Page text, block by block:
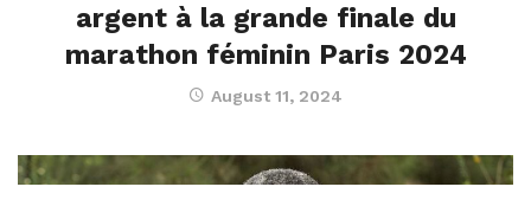
argent à la grande finale du
marathon féminin Paris 2024
August 11, 2024